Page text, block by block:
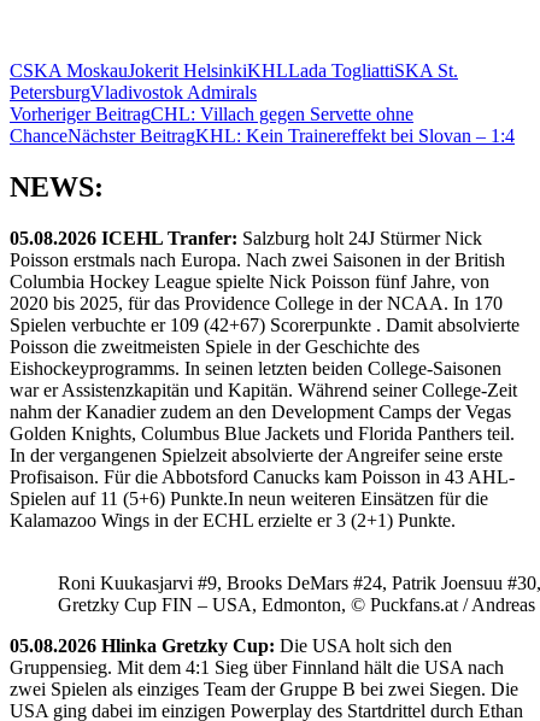
CSKA MoskauJokerit HelsinkiKHLLada TogliattiSKA St.
PetersburgVladivostok Admirals
Beitragsnavigation
Vorheriger BeitragCHL: Villach gegen Servette ohne
ChanceNächster BeitragKHL: Kein Trainereffekt bei Slovan – 1:4
NEWS:
05.08.2026 ICEHL Tranfer: Salzburg holt 24J Stürmer Nick
Poisson erstmals nach Europa. Nach zwei Saisonen in der British
Columbia Hockey League spielte Nick Poisson fünf Jahre, von
2020 bis 2025, für das Providence College in der NCAA. In 170
Spielen verbuchte er 109 (42+67) Scorerpunkte . Damit absolvierte
Poisson die zweitmeisten Spiele in der Geschichte des
Eishockeyprogramms. In seinen letzten beiden College-Saisonen
war er Assistenzkapitän und Kapitän. Während seiner College-Zeit
nahm der Kanadier zudem an den Development Camps der Vegas
Golden Knights, Columbus Blue Jackets und Florida Panthers teil.
In der vergangenen Spielzeit absolvierte der Angreifer seine erste
Profisaison. Für die Abbotsford Canucks kam Poisson in 43 AHL-
Spielen auf 11 (5+6) Punkte.In neun weiteren Einsätzen für die
Kalamazoo Wings in der ECHL erzielte er 3 (2+1) Punkte.
Roni Kuukasjarvi #9, Brooks DeMars #24, Patrik Joensuu
Gretzky Cup FIN – USA, Edmonton, © Puckfans.at / Andreas
05.08.2026 Hlinka Gretzky Cup: Die USA holt sich den
Gruppensieg. Mit dem 4:1 Sieg über Finnland hält die USA nach
zwei Spielen als einziges Team der Gruppe B bei zwei Siegen. Die
USA ging dabei im einzigen Powerplay des Startdrittel durch Ethan